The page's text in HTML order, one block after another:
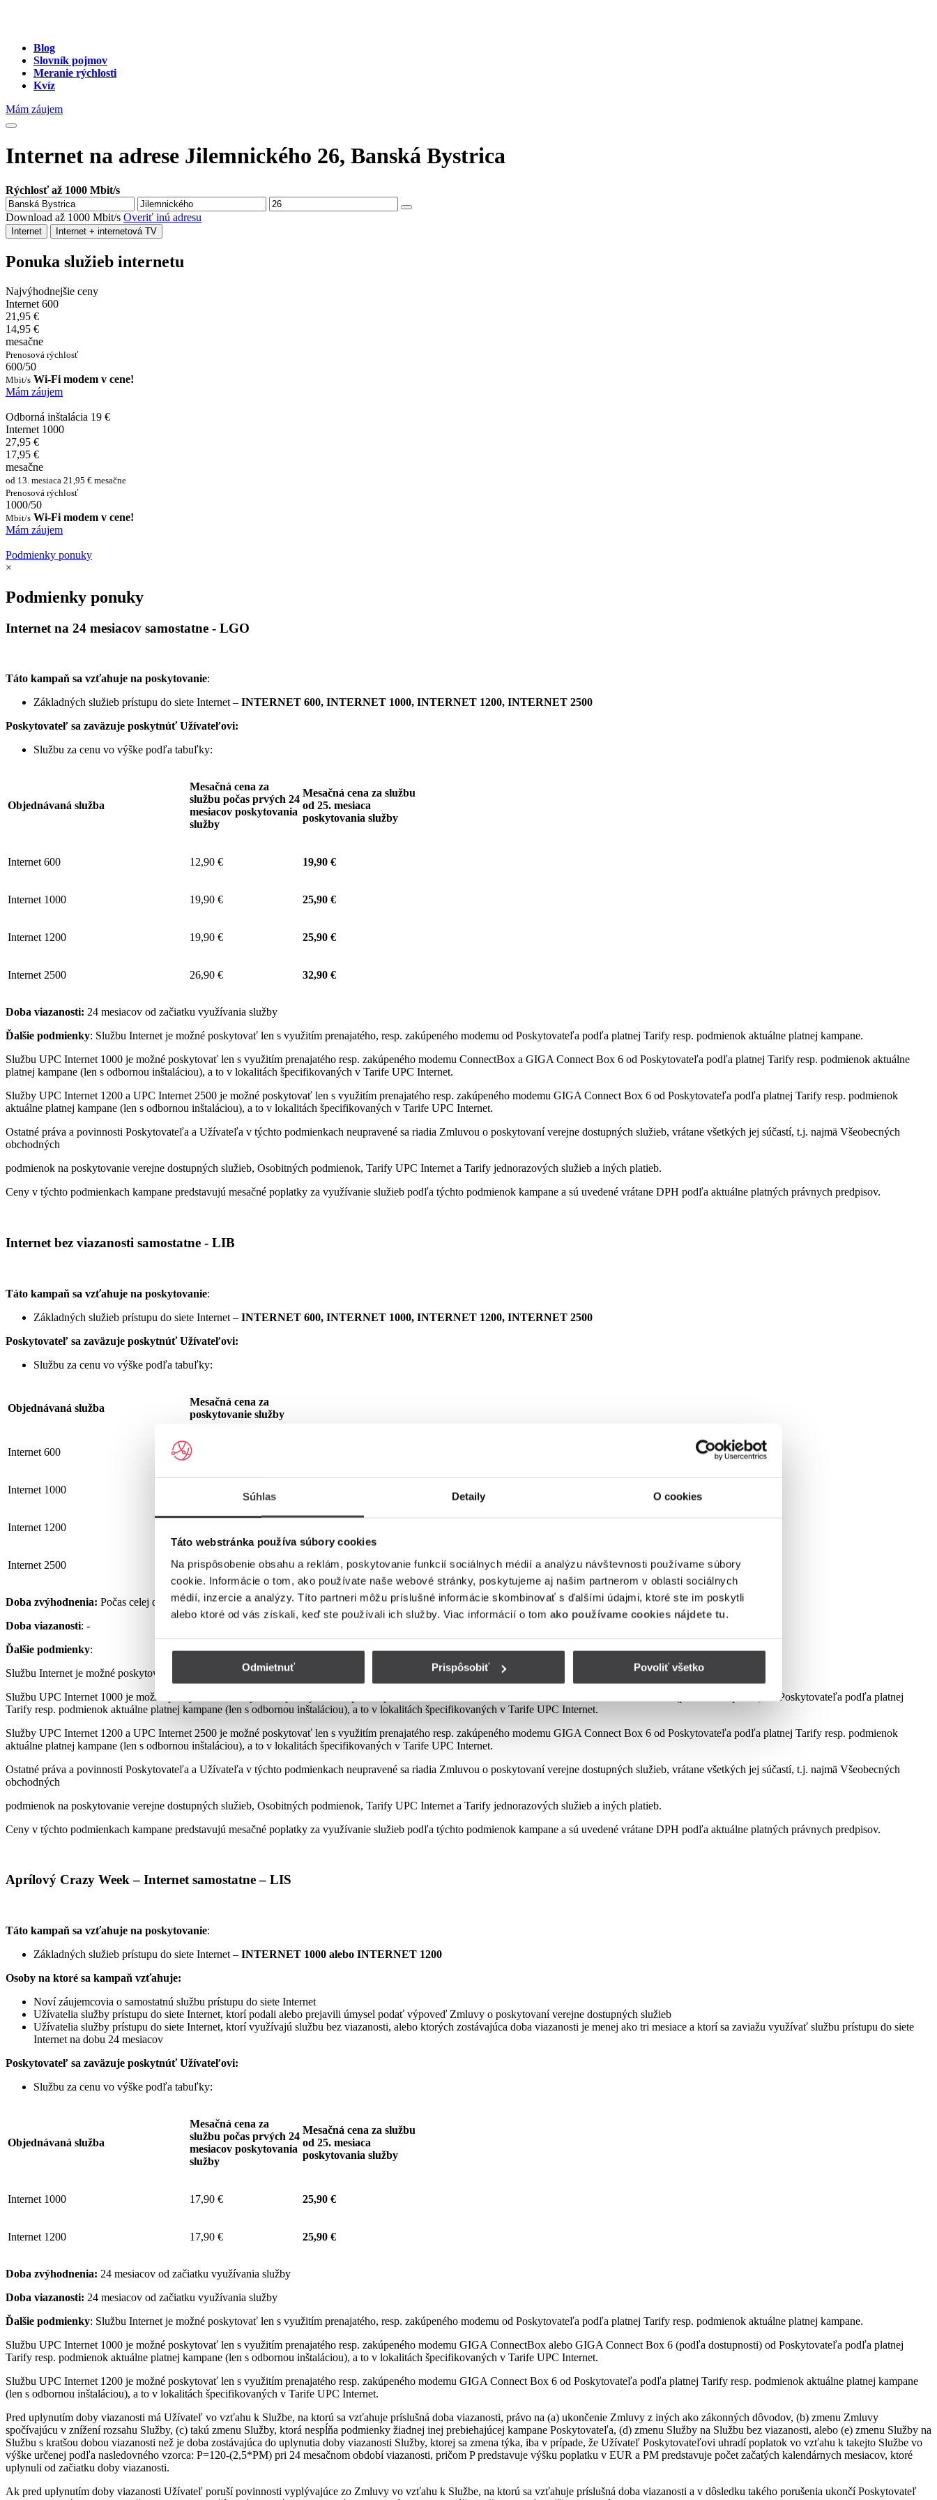
Súhlas Detaily O cookies
Táto webstránka používa súbory cookies
Na prispôsobenie obsahu a reklám, poskytovanie funkcií sociálnych médií a analýzu návštevnosti používame súbory
cookie. Informácie o tom, ako používate naše webové stránky, poskytujeme aj našim partnerom v oblasti sociálnych
médií, inzercie a analýzy. Títo partneri môžu príslušné informácie skombinovať s ďalšími údajmi, ktoré ste im poskytli
alebo ktoré od vás získali, keď ste používali ich služby. Viac informácií o tom ako používame cookies nájdete tu.
Odmietnuť Prispôsobiť Povoliť všetko
Blog
Slovník pojmov
Meranie rýchlosti
Kvíz
Mám záujem
Internet na adrese Jilemnického 26, Banská Bystrica
Rýchlosť až 1000 Mbit/s
Download až 1000 Mbit/s Overiť inú adresu
Internet Internet + internetová TV
Ponuka služieb internetu
Najvýhodnejšie ceny
Internet 600
21,95 €
14,95 €
mesačne
Prenosová rýchlosť
600/50
Mbit/s Wi-Fi modem v cene!
Mám záujem
Odborná inštalácia 19 €
Internet 1000
27,95 €
17,95 €
mesačne
od 13. mesiaca 21,95 € mesačne
Prenosová rýchlosť
1000/50
Mbit/s Wi-Fi modem v cene!
Mám záujem
Podmienky ponuky
×
Podmienky ponuky
Internet na 24 mesiacov samostatne - LGO
Táto kampaň sa vzťahuje na poskytovanie:
Základných služieb prístupu do siete Internet – INTERNET 600, INTERNET 1000, INTERNET 1200, INTERNET 2500
Poskytovateľ sa zaväzuje poskytnúť Užívateľovi:
Službu za cenu vo výške podľa tabuľky:
Objednávaná služba
Mesačná cena za
službu počas prvých 24
mesiacov poskytovania
služby
Mesačná cena za službu
od 25. mesiaca
poskytovania služby
Internet 600 12,90 € 19,90 €
Internet 1000 19,90 € 25,90 €
Internet 1200 19,90 € 25,90 €
Internet 2500 26,90 € 32,90 €
Doba viazanosti: 24 mesiacov od začiatku využívania služby
Ďalšie podmienky: Službu Internet je možné poskytovať len s využitím prenajatého, resp. zakúpeného modemu od Poskytovateľa podľa platnej Tarify resp. podmienok aktuálne platnej kampane.
Službu UPC Internet 1000 je možné poskytovať len s využitím prenajatého resp. zakúpeného modemu ConnectBox a GIGA Connect Box 6 od Poskytovateľa podľa platnej Tarify resp. podmienok aktuálne
platnej kampane (len s odbornou inštaláciou), a to v lokalitách špecifikovaných v Tarife UPC Internet.
Služby UPC Internet 1200 a UPC Internet 2500 je možné poskytovať len s využitím prenajatého resp. zakúpeného modemu GIGA Connect Box 6 od Poskytovateľa podľa platnej Tarify resp. podmienok
aktuálne platnej kampane (len s odbornou inštaláciou), a to v lokalitách špecifikovaných v Tarife UPC Internet.
Ostatné práva a povinnosti Poskytovateľa a Užívateľa v týchto podmienkach neupravené sa riadia Zmluvou o poskytovaní verejne dostupných služieb, vrátane všetkých jej súčastí, t.j. najmä Všeobecných
obchodných
podmienok na poskytovanie verejne dostupných služieb, Osobitných podmienok, Tarify UPC Internet a Tarify jednorazových služieb a iných platieb.
Ceny v týchto podmienkach kampane predstavujú mesačné poplatky za využívanie služieb podľa týchto podmienok kampane a sú uvedené vrátane DPH podľa aktuálne platných právnych predpisov.
Internet bez viazanosti samostatne - LIB
Táto kampaň sa vzťahuje na poskytovanie:
Základných služieb prístupu do siete Internet – INTERNET 600, INTERNET 1000, INTERNET 1200, INTERNET 2500
Poskytovateľ sa zaväzuje poskytnúť Užívateľovi:
Službu za cenu vo výške podľa tabuľky:
Objednávaná služba
Mesačná cena za
poskytovanie služby
Internet 600 19,90 €
Internet 1000
Internet 1200
Internet 2500 32,90 €
Doba zvýhodnenia: Počas celej doby využívania Služby podľa podmienok tejto kampane
Doba viazanosti: -
Ďalšie podmienky:
Službu Internet je možné poskytovať len s využitím prenajatého, resp. zakúpeného modemu od Poskytovateľa podľa platnej Tarify resp. podmienok aktuálne platnej kampane.
Službu UPC Internet 1000 je možné poskytovať len s využitím prenajatého resp. zakúpeného modemu GIGA ConnectBox alebo GIGA Connect Box 6 (podľa dostupnosti) od Poskytovateľa podľa platnej
Tarify resp. podmienok aktuálne platnej kampane (len s odbornou inštaláciou), a to v lokalitách špecifikovaných v Tarife UPC Internet.
Služby UPC Internet 1200 a UPC Internet 2500 je možné poskytovať len s využitím prenajatého resp. zakúpeného modemu GIGA Connect Box 6 od Poskytovateľa podľa platnej Tarify resp. podmienok
aktuálne platnej kampane (len s odbornou inštaláciou), a to v lokalitách špecifikovaných v Tarife UPC Internet.
Ostatné práva a povinnosti Poskytovateľa a Užívateľa v týchto podmienkach neupravené sa riadia Zmluvou o poskytovaní verejne dostupných služieb, vrátane všetkých jej súčastí, t.j. najmä Všeobecných
obchodných
podmienok na poskytovanie verejne dostupných služieb, Osobitných podmienok, Tarify UPC Internet a Tarify jednorazových služieb a iných platieb.
Ceny v týchto podmienkach kampane predstavujú mesačné poplatky za využívanie služieb podľa týchto podmienok kampane a sú uvedené vrátane DPH podľa aktuálne platných právnych predpisov.
Aprílový Crazy Week – Internet samostatne – LIS
Táto kampaň sa vzťahuje na poskytovanie:
Základných služieb prístupu do siete Internet – INTERNET 1000 alebo INTERNET 1200
Osoby na ktoré sa kampaň vzťahuje:
Noví záujemcovia o samostatnú službu prístupu do siete Internet
Užívatelia služby prístupu do siete Internet, ktorí podali alebo prejavili úmysel podať výpoveď Zmluvy o poskytovaní verejne dostupných služieb
Užívatelia služby prístupu do siete Internet, ktorí využívajú službu bez viazanosti, alebo ktorých zostávajúca doba viazanosti je menej ako tri mesiace a ktorí sa zaviažu využívať službu prístupu do siete
Internet na dobu 24 mesiacov
Poskytovateľ sa zaväzuje poskytnúť Užívateľovi:
Službu za cenu vo výške podľa tabuľky:
Objednávaná služba
Mesačná cena za
službu počas prvých 24
mesiacov poskytovania
služby
Mesačná cena za službu
od 25. mesiaca
poskytovania služby
Internet 1000 17,90 € 25,90 €
Internet 1200 17,90 € 25,90 €
Doba zvýhodnenia: 24 mesiacov od začiatku využívania služby
Doba viazanosti: 24 mesiacov od začiatku využívania služby
Ďalšie podmienky: Službu Internet je možné poskytovať len s využitím prenajatého, resp. zakúpeného modemu od Poskytovateľa podľa platnej Tarify resp. podmienok aktuálne platnej kampane.
Službu UPC Internet 1000 je možné poskytovať len s využitím prenajatého resp. zakúpeného modemu GIGA ConnectBox alebo GIGA Connect Box 6 (podľa dostupnosti) od Poskytovateľa podľa platnej
Tarify resp. podmienok aktuálne platnej kampane (len s odbornou inštaláciou), a to v lokalitách špecifikovaných v Tarife UPC Internet.
Službu UPC Internet 1200 je možné poskytovať len s využitím prenajatého resp. zakúpeného modemu GIGA Connect Box 6 od Poskytovateľa podľa platnej Tarify resp. podmienok aktuálne platnej kampane
(len s odbornou inštaláciou), a to v lokalitách špecifikovaných v Tarife UPC Internet.
Pred uplynutím doby viazanosti má Užívateľ vo vzťahu k Službe, na ktorú sa vzťahuje príslušná doba viazanosti, právo na (a) ukončenie Zmluvy z iných ako zákonných dôvodov, (b) zmenu Zmluvy
spočívajúcu v znížení rozsahu Služby, (c) takú zmenu Služby, ktorá nespĺňa podmienky žiadnej inej prebiehajúcej kampane Poskytovateľa, (d) zmenu Služby na Službu bez viazanosti, alebo (e) zmenu Služby na
Službu s kratšou dobou viazanosti než je doba zostávajúca do uplynutia doby viazanosti Služby, ktorej sa zmena týka, iba v prípade, že Užívateľ Poskytovateľovi uhradí poplatok vo vzťahu k takejto Službe vo
výške určenej podľa nasledovného vzorca: P=120-(2,5*PM) pri 24 mesačnom období viazanosti, pričom P predstavuje výšku poplatku v EUR a PM predstavuje počet začatých kalendárnych mesiacov, ktoré
uplynuli od začiatku doby viazanosti.
Ak pred uplynutím doby viazanosti Užívateľ poruší povinnosti vyplývajúce zo Zmluvy vo vzťahu k Službe, na ktorú sa vzťahuje príslušná doba viazanosti a v dôsledku takého porušenia ukončí Poskytovateľ